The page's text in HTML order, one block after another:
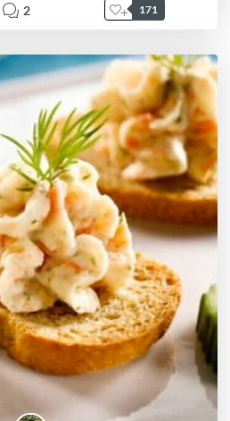
2 171